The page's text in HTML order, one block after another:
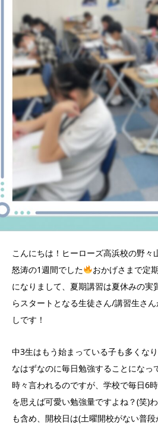
こんにちは！ヒーローズ高浜校の野々
怒涛の1週間でした
おかげさまで定
になりまして、夏期講習は夏休みの実
らスタートとなる生徒さん/講習生さ
しです！
中3生はもう始まっている子も多くな
なはずなのに毎日勉強することになっ
時々言われるのですが、学校で毎日6
を思えば可愛い勉強量ですよね？(笑)
も含め、開校日は(土曜開校がない普